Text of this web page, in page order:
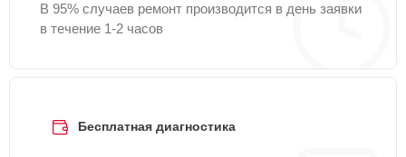
В 95% случаев ремонт производится в день заявки
в течение 1-2 часов
Бесплатная диагностика